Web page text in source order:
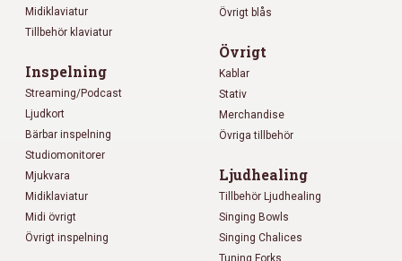
Midiklaviatur
Tillbehör klaviatur
Inspelning
Streaming/Podcast
Ljudkort
Bärbar inspelning
Studiomonitorer
Mjukvara
Midiklaviatur
Midi övrigt
Övrigt inspelning
Övrigt blås
Övrigt
Kablar
Stativ
Merchandise
Övriga tillbehör
Ljudhealing
Tillbehör Ljudhealing
Singing Bowls
Singing Chalices
Tuning Forks